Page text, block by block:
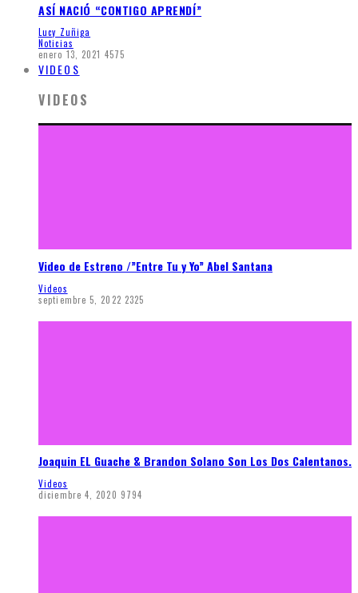
ASÍ NACIÓ “CONTIGO APRENDÍ”
Lucy Zuñiga
Noticias
enero 13, 2021 4575
VIDEOS
VIDEOS
Video de Estreno /”Entre Tu y Yo” Abel Santana
Videos
septiembre 5, 2022 2325
Joaquin EL Guache & Brandon Solano Son Los Dos Calentanos.
Videos
diciembre 4, 2020 9794